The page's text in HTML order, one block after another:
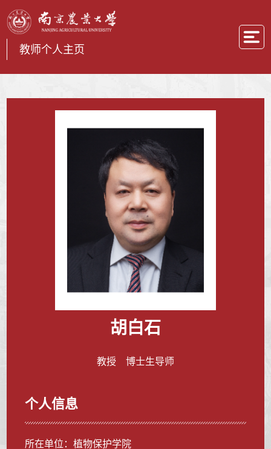
教师个人主页
胡白石
教授 博士生导师
个人信息
所在单位：植物保护学院